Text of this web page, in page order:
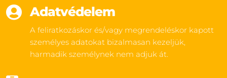
 Adatvédelem
A feliratkozáskor és/vagy megrendeléskor kapott
személyes adatokat bizalmasan kezeljük,
harmadik személynek nem adjuk át.